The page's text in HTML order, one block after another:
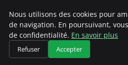
Accueil
Politiques environnementales
Nous utilisons des cookies pour
de navigation. En poursuivant,
de confidentialité. En savoir plus
Refuser Accepter